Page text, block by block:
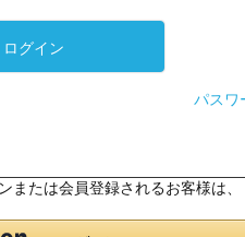
ログイン
パスワ
または会員登録されるお客様は